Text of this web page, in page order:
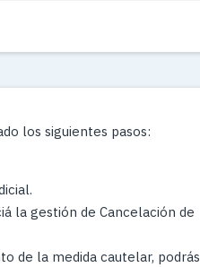
los siguientes pasos:
la gestión de Cancelación de
de la medida cautelar, podrás